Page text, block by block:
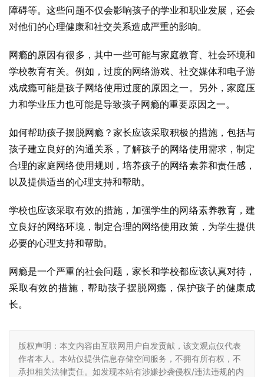
障碍等。这些问题不仅会影响孩子的学业和职业发展，还会
对他们的心理健康和社交关系造成严重的影响。
网瘾的原因有很多，其中一些可能与家庭教育、社会环境和
学校教育有关。例如，过度的网络游戏、社交媒体和电子游
戏成瘾可能是孩子网络使用过度的原因之一。另外，家庭压
力和学业压力也可能是导致孩子网瘾的重要原因之一。
如何帮助孩子摆脱网瘾？家长应该采取积极的措施，包括与
孩子建立良好的沟通关系，了解孩子的网络使用需求，制定
合理的家庭网络使用规则，培养孩子的网络素养和责任感，
以及提供适当的心理支持和帮助。
学校也应该采取有效的措施，加强学生的网络素养教育，建
立良好的网络环境，制定合理的网络使用政策，为学生提供
必要的心理支持和帮助。
网瘾是一个严重的社会问题，家长和学校都应该认真对待，
采取有效的措施，帮助孩子摆脱网瘾，保护孩子的健康成
长。
版权声明：本文内容由互联网用户自发贡献，该文观点仅代表
作者本人。本站仅提供信息存储空间服务，不拥有所有权，不
承担相关法律责任。如发现本站有涉嫌抄袭侵权/违法违规的内